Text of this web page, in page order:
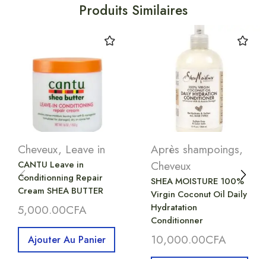
Produits Similaires
Cheveux, Leave in
CANTU Leave in
Conditionning Repair
Cream SHEA BUTTER
5,000.00CFA
Ajouter Au Panier
Après shampoings,
Cheveux
SHEA MOISTURE 100%
Virgin Coconut Oil Daily
Hydratation
Conditionner
10,000.00CFA